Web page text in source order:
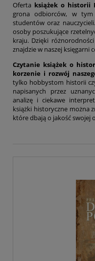
Oferta książek o historii
grona odbiorców, w
studentów oraz
osoby poszukujące
kraju. Dzięki
znajdzie w naszej księgarni
Czytanie książek o
korzenie i rozwój
tylko hobbystom historii
napisanych przez
analizę i ciekawe
książki historyczne można
które dbają o jakość swojej